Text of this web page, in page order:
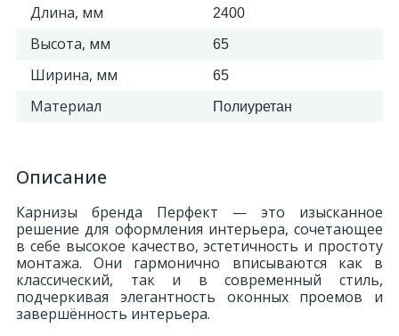
Длина, мм 2400
Высота, мм 65
Ширина, мм 65
Материал Полиуретан
Описание
Карнизы бренда Перфект — это изысканное
решение для оформления интерьера, сочетающее
в себе высокое качество, эстетичность и простоту
монтажа. Они гармонично вписываются как в
классический, так и в современный стиль,
подчеркивая элегантность оконных проемов и
завершённость интерьера.